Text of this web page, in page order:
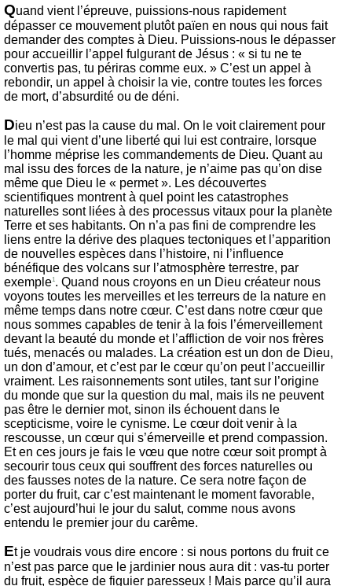
Quand vient l’épreuve, puissions-nous rapidement
dépasser ce mouvement plutôt païen en nous qui nous fait
demander des comptes à Dieu. Puissions-nous le dépasser
pour accueillir l’appel fulgurant de Jésus : « si tu ne te
convertis pas, tu périras comme eux. » C’est un appel à
rebondir, un appel à choisir la vie, contre toutes les forces
de mort, d’absurdité ou de déni.
Dieu n’est pas la cause du mal. On le voit clairement pour
le mal qui vient d’une liberté qui lui est contraire, lorsque
l’homme méprise les commandements de Dieu. Quant au
mal issu des forces de la nature, je n’aime pas qu’on dise
même que Dieu le « permet ». Les découvertes
scientifiques montrent à quel point les catastrophes
naturelles sont liées à des processus vitaux pour la planète
Terre et ses habitants. On n’a pas fini de comprendre les
liens entre la dérive des plaques tectoniques et l’apparition
de nouvelles espèces dans l’histoire, ni l’influence
bénéfique des volcans sur l’atmosphère terrestre, par
exemple1 . Quand nous croyons en un Dieu créateur nous
voyons toutes les merveilles et les terreurs de la nature en
même temps dans notre cœur. C’est dans notre cœur que
nous sommes capables de tenir à la fois l’émerveillement
devant la beauté du monde et l’affliction de voir nos frères
tués, menacés ou malades. La création est un don de Dieu,
un don d’amour, et c’est par le cœur qu’on peut l’accueillir
vraiment. Les raisonnements sont utiles, tant sur l’origine
du monde que sur la question du mal, mais ils ne peuvent
pas être le dernier mot, sinon ils échouent dans le
scepticisme, voire le cynisme. Le cœur doit venir à la
rescousse, un cœur qui s’émerveille et prend compassion.
Et en ces jours je fais le vœu que notre cœur soit prompt à
secourir tous ceux qui souffrent des forces naturelles ou
des fausses notes de la nature. Ce sera notre façon de
porter du fruit, car c’est maintenant le moment favorable,
c’est aujourd’hui le jour du salut, comme nous avons
entendu le premier jour du carême.
Et je voudrais vous dire encore : si nous portons du fruit ce
n’est pas parce que le jardinier nous aura dit : vas-tu porter
du fruit, espèce de figuier paresseux ! Mais parce qu’il aura